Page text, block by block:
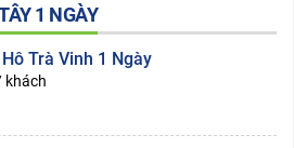
1 NGÀY
Trà Vinh 1 Ngày
khách